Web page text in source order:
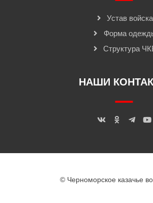
Устав войска
Форма
Структура
НАШИ
© Черноморское казачье